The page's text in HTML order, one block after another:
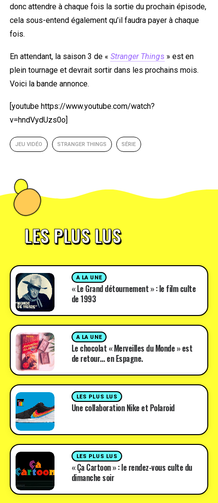
donc attendre à chaque fois la sortie du prochain épisode,
cela sous-entend également qu’il faudra payer à chaque
fois.
En attendant, la saison 3 de « Stranger Things » est en
plein tournage et devrait sortir dans les prochains mois.
Voici la bande annonce.
[youtube https://www.youtube.com/watch?
v=hndVydUzs0o]
JEU VIDÉO STRANGER THINGS SÉRIE
LES PLUS LUS
A LA UNE
« Le Grand détournement » : le film culte
de 1993
A LA UNE
Le chocolat « Merveilles du Monde » est
de retour… en Espagne.
LES PLUS LUS
Une collaboration Nike et Polaroid
LES PLUS LUS
« Ça Cartoon » : le rendez-vous culte du
dimanche soir